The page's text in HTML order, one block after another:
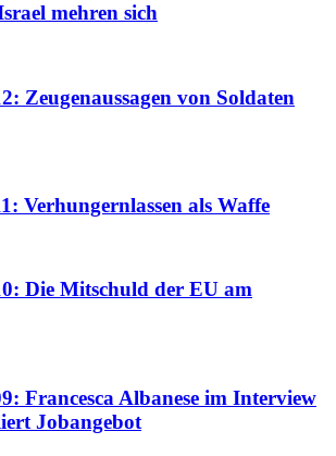
mehren sich
Zeugenaussagen von Soldaten
Verhungernlassen als Waffe
Die Mitschuld der EU am
Francesca Albanese im Interview
Jobangebot